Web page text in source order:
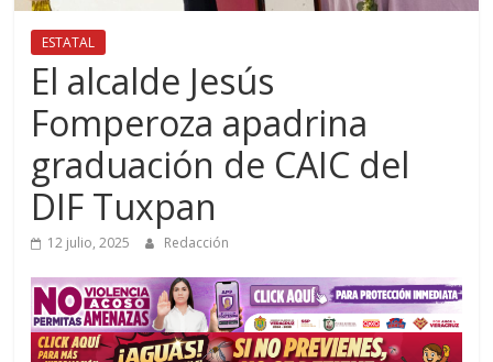
ESTATAL
El alcalde Jesús
Fomperoza apadrina
graduación de CAIC del
DIF Tuxpan
12 julio, 2025 Redacción